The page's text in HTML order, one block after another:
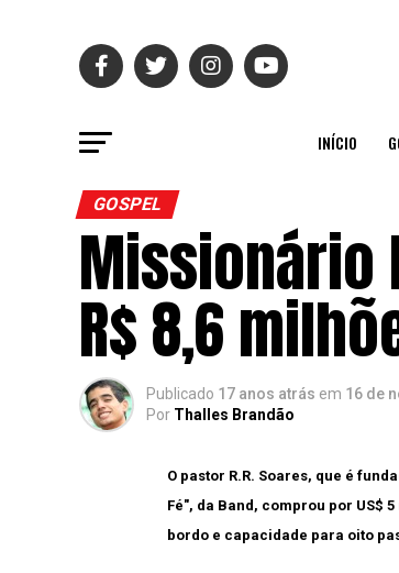
INÍCIO
GOSPEL
Missionário
R$ 8,6
Publicado 17 anos atrás em 16 de
Por Thalles Brandão
O pastor R.R. Soares, que é
Fé", da Band, comprou por US$
bordo e capacidade para oito